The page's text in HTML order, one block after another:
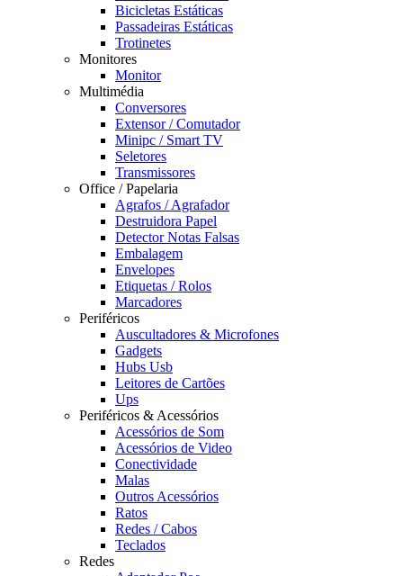
Bicicletas Estáticas
Passadeiras Estáticas
Trotinetes
Monitores
Monitor
Multimédia
Conversores
Extensor / Comutador
Minipc / Smart TV
Seletores
Transmissores
Office / Papelaria
Agrafos / Agrafador
Destruidora Papel
Detector Notas Falsas
Embalagem
Envelopes
Etiquetas / Rolos
Marcadores
Periféricos
Auscultadores & Microfones
Gadgets
Hubs Usb
Leitores de Cartões
Ups
Periféricos & Acessórios
Acessórios de Som
Acessórios de Video
Conectividade
Malas
Outros Acessórios
Ratos
Redes / Cabos
Teclados
Redes